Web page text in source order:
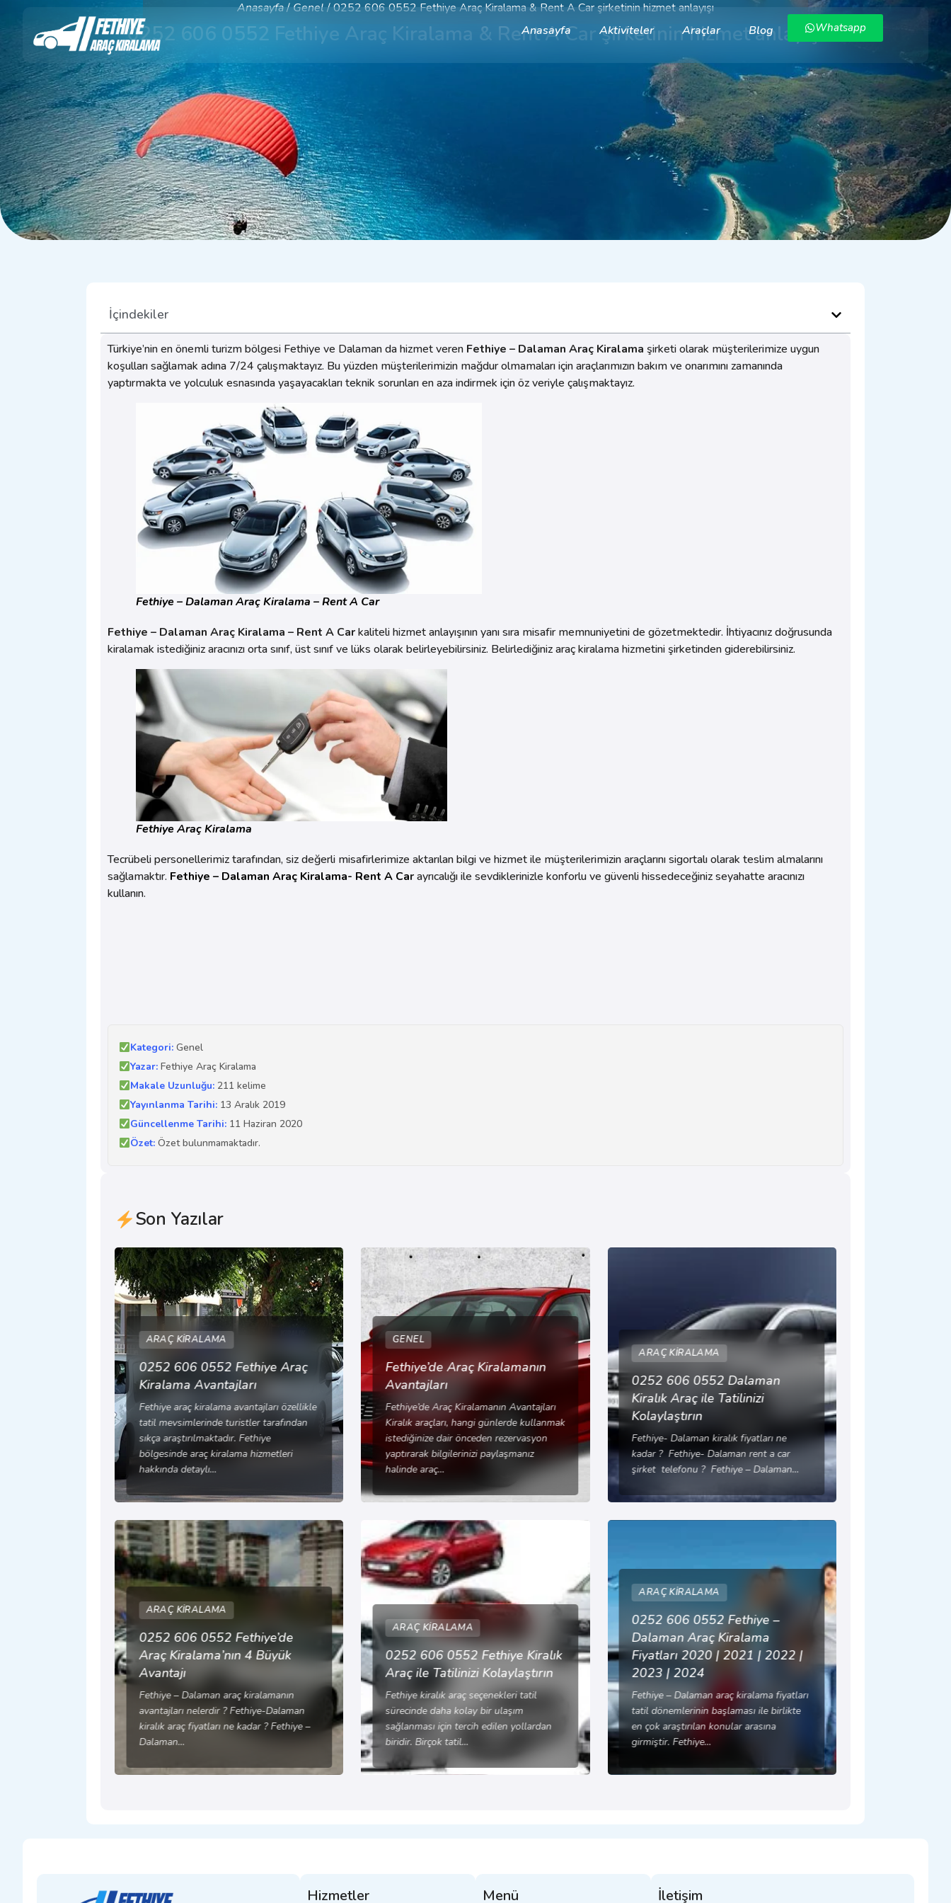
Anasayfa Aktiviteler Araçlar Blog Whatsapp
Anasayfa/ Genel/0252 606 0552 Fethiye Araç Kiralama & Rent A Car şirketinin hizmet anlayışı
0252 606 0552 Fethiye Araç Kiralama & Rent A Car şirketinin hizmet anlayışı
İçindekiler
Türkiye’nin en önemli turizm bölgesi Fethiye ve Dalaman da hizmet veren Fethiye – Dalaman Araç Kiralama şirketi olarak müşterilerimize uygun
koşulları sağlamak adına 7/24 çalışmaktayız. Bu yüzden müşterilerimizin mağdur olmamaları için araçlarımızın bakım ve onarımını zamanında
yaptırmakta ve yolculuk esnasında yaşayacakları teknik sorunları en aza indirmek için öz veriyle çalışmaktayız.
Fethiye – Dalaman Araç Kiralama – Rent A Car
Fethiye – Dalaman Araç Kiralama – Rent A Carkaliteli hizmet anlayışının yanı sıra misafir memnuniyetini de gözetmektedir. İhtiyacınız doğrusunda
kiralamak istediğiniz aracınızı orta sınıf, üst sınıf ve lüks olarak belirleyebilirsiniz. Belirlediğiniz araç kiralama hizmetini şirketinden giderebilirsiniz.
Fethiye Araç Kiralama
Tecrübeli personellerimiz tarafından, siz değerli misafirlerimize aktarılan bilgi ve hizmet ile müşterilerimizin araçlarını sigortalı olarak teslim almalarını
sağlamaktır. Fethiye – Dalaman Araç Kiralama- Rent A Carayrıcalığı ile sevdiklerinizle konforlu ve güvenli hissedeceğiniz seyahatte aracınızı
kullanın.
Kategori:Genel
Yazar:Fethiye Araç Kiralama
Makale Uzunluğu:211 kelime
Yayınlanma Tarihi:13 Aralık 2019
Güncellenme Tarihi:11 Haziran 2020
Özet:Özet bulunmamaktadır.
Son Yazılar
ARAÇ KIRALAMA
0252 606 0552 Fethiye Araç
Kiralama Avantajları
Fethiye araç kiralama avantajları özellikle
tatil mevsimlerinde turistler tarafından
sıkça araştırılmaktadır. Fethiye
bölgesinde araç kiralama hizmetleri
hakkında detaylı…
GENEL
Fethiye’de Araç Kiralamanın
Avantajları
Fethiye’de Araç Kiralamanın Avantajları
Kiralık araçları, hangi günlerde kullanmak
istediğinize dair önceden rezervasyon
yaptırarak bilgilerinizi paylaşmanız
halinde araç…
ARAÇ KIRALAMA
0252 606 0552 Dalaman
Kiralık Araç ile Tatilinizi
Kolaylaştırın
Fethiye- Dalaman kiralık fiyatları ne
kadar ? Fethiye- Dalaman rent a car
şirket telefonu ? Fethiye – Dalaman…
ARAÇ KIRALAMA
0252 606 0552 Fethiye’de
Araç Kiralama’nın 4 Büyük
Avantajı
Fethiye – Dalaman araç kiralamanın
avantajları nelerdir ? Fethiye-Dalaman
kiralık araç fiyatları ne kadar ? Fethiye –
Dalaman…
ARAÇ KIRALAMA
0252 606 0552 Fethiye Kiralık
Araç ile Tatilinizi Kolaylaştırın
Fethiye kiralık araç seçenekleri tatil
sürecinde daha kolay bir ulaşım
sağlanması için tercih edilen yollardan
biridir. Birçok tatil…
ARAÇ KIRALAMA
0252 606 0552 Fethiye –
Dalaman Araç Kiralama
Fiyatları 2020 | 2021 | 2022 |
2023 | 2024
Fethiye – Dalaman araç kiralama fiyatları
tatil dönemlerinin başlaması ile birlikte
en çok araştırılan konular arasına
girmiştir. Fethiye…
Hizmetler Menü İletişim